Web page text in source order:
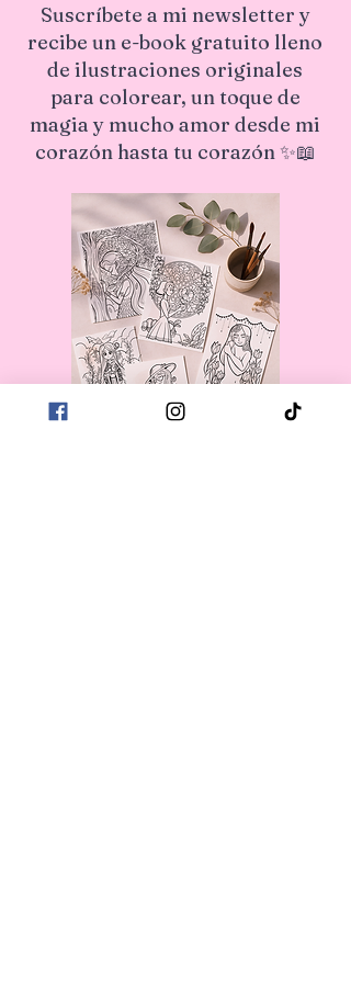
Suscríbete a mi newsletter y
recibe un e-book gratuito lleno
de ilustraciones originales
para colorear, un toque de
magia y mucho amor desde mi
corazón hasta tu corazón ✨📖